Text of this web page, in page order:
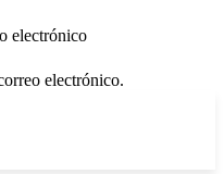
electrónico
electrónico.